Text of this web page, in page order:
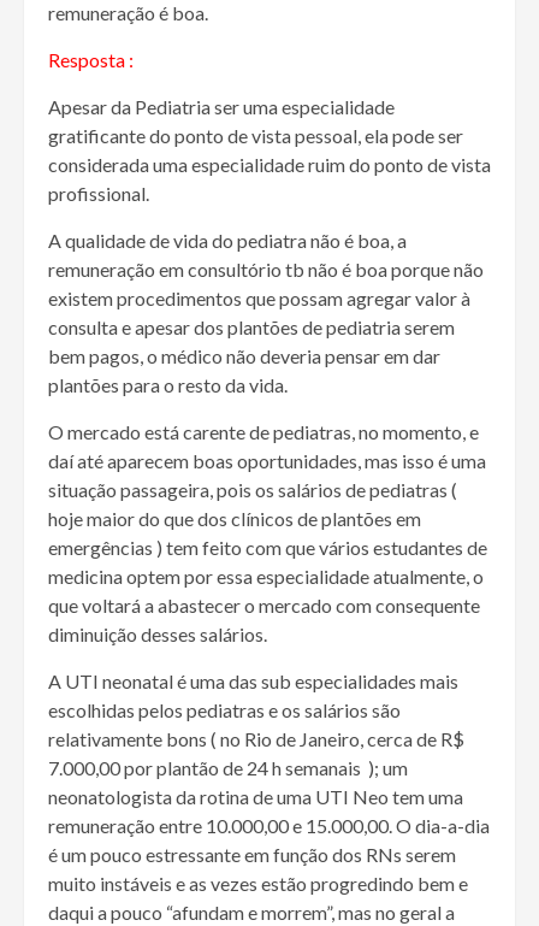
remuneração é boa.
Resposta :
Apesar da Pediatria ser uma especialidade
gratificante do ponto de vista pessoal, ela pode ser
considerada uma especialidade ruim do ponto de vista
profissional.
A qualidade de vida do pediatra não é boa, a
remuneração em consultório tb não é boa porque não
existem procedimentos que possam agregar valor à
consulta e apesar dos plantões de pediatria serem
bem pagos, o médico não deveria pensar em dar
plantões para o resto da vida.
O mercado está carente de pediatras, no momento, e
daí até aparecem boas oportunidades, mas isso é uma
situação passageira, pois os salários de pediatras (
hoje maior do que dos clínicos de plantões em
emergências ) tem feito com que vários estudantes de
medicina optem por essa especialidade atualmente, o
que voltará a abastecer o mercado com consequente
diminuição desses salários.
A UTI neonatal é uma das sub especialidades mais
escolhidas pelos pediatras e os salários são
relativamente bons ( no Rio de Janeiro, cerca de R$
7.000,00 por plantão de 24 h semanais ); um
neonatologista da rotina de uma UTI Neo tem uma
remuneração entre 10.000,00 e 15.000,00. O dia-a-dia
é um pouco estressante em função dos RNs serem
muito instáveis e as vezes estão progredindo bem e
daqui a pouco “afundam e morrem”, mas no geral a